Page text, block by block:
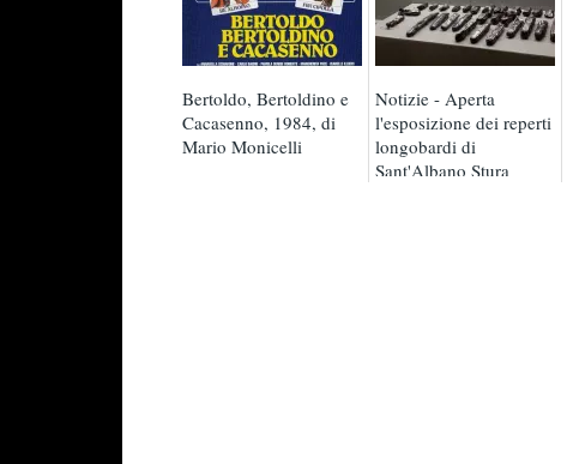
Bertoldo, Bertoldino e
Cacasenno, 1984, di
Mario Monicelli
Notizie - Aperta
l'esposizione dei reperti
longobardi di
Sant'Albano Stura